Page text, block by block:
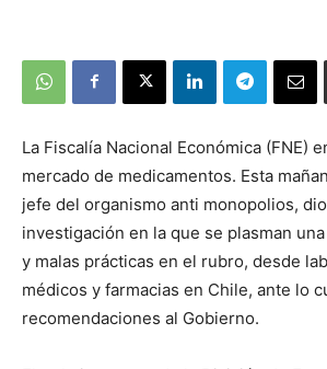
La Fiscalía Nacional Económica (FNE)
mercado de medicamentos. Esta
jefe del organismo anti monopolios,
investigación en la que se plasman
y malas prácticas en el rubro, desde
médicos y farmacias en Chile, ante lo
recomendaciones al Gobierno.